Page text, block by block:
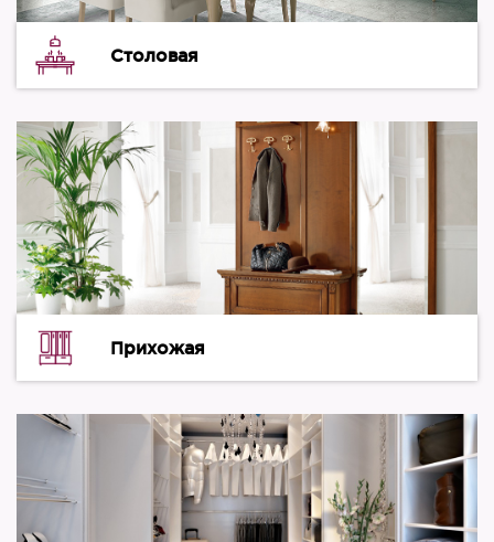
Столовая
Прихожая